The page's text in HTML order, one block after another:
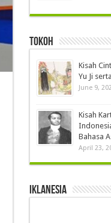
Tokoh
Kisah
Yu Ji
June 9,
Kisah
Bahasa
April 23,
IKLANESIA